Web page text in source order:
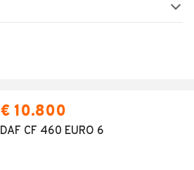
€ 10.800
DAF CF 460 EURO 6